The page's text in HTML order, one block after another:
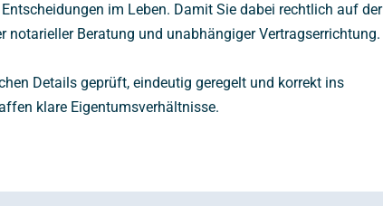
im Leben. Damit Sie dabei rechtlich auf der
Beratung und unabhängiger Vertragserrichtung.
Details geprüft, eindeutig geregelt und korrekt ins
klare Eigentumsverhältnisse.